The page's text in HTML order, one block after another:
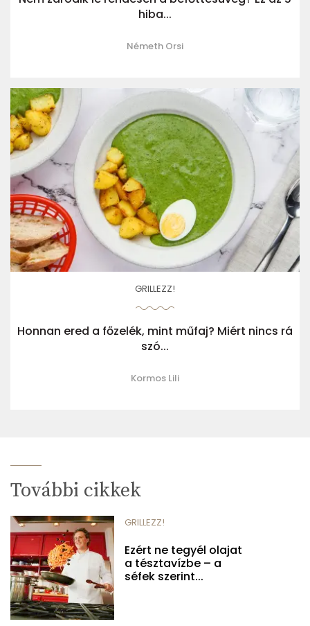
hiba...
Németh Orsi
GRILLEZZ!
Honnan ered a főzelék, mint műfaj? Miért nincs rá
szó...
Kormos Lili
További cikkek
GRILLEZZ!
Ezért ne tegyél olajat
a tésztavízbe – a
séfek szerint...